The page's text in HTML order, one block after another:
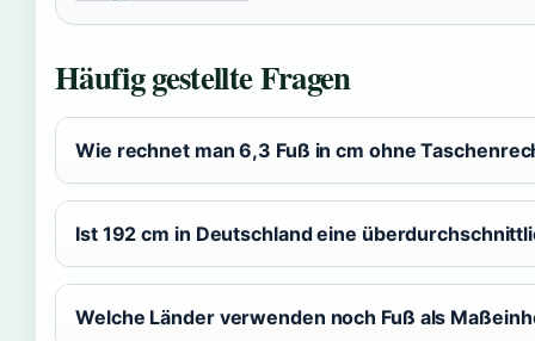
Häufig gestellte Fragen
Wie rechnet man 6,3 Fuß in cm ohne
Ist 192 cm in Deutschland eine
Welche Länder verwenden noch Fuß als